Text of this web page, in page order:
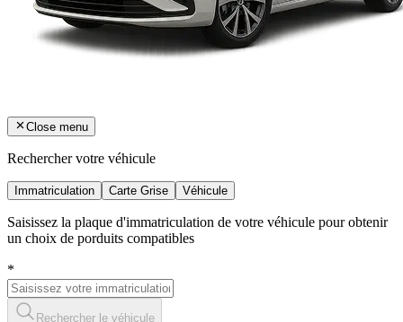
Close menu
Rechercher votre véhicule
Immatriculation Carte Grise Véhicule
Saisissez la plaque d'immatriculation de votre véhicule pour obtenir
un choix de porduits compatibles
*
Rechercher le véhicule